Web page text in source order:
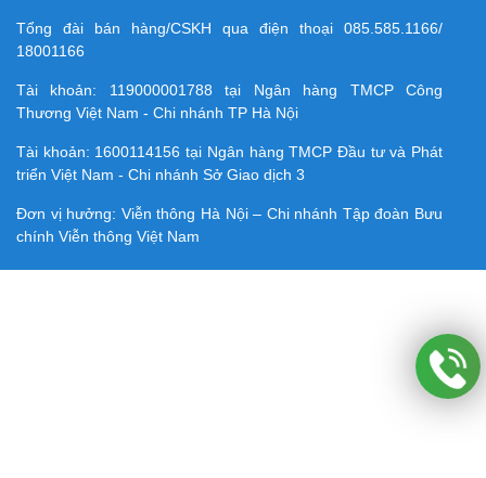
Tổng đài bán hàng/CSKH qua điện thoại 085.585.1166/
18001166
Tài khoản: 119000001788 tại Ngân hàng TMCP Công
Thương Việt Nam - Chi nhánh TP Hà Nội
Tài khoản: 1600114156 tại Ngân hàng TMCP Ðầu tư và Phát
triển Việt Nam - Chi nhánh Sở Giao dịch 3
Đơn vị hưởng: Viễn thông Hà Nội – Chi nhánh Tập đoàn Bưu
chính Viễn thông Việt Nam